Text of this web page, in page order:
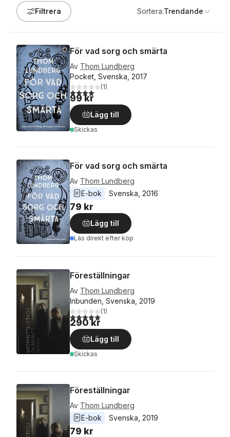
Filtrera Sortera:Trendande
För vad sorg och smärta
Av Thom Lundberg
Pocket, Svenska, 2017
4,0utav 5 stjärnor. Totalt antal röster:
(1)
99 kr
Lägg till
Skickas
För vad sorg och smärta
Av Thom Lundberg
E-bok
Svenska 2016
79 kr
Lägg till
Läs direkt efter köp
Föreställningar
Av Thom Lundberg
Inbunden, Svenska, 2019
5,0utav 5 stjärnor. Totalt antal röster:
(1)
290 kr
Lägg till
Skickas
Föreställningar
Av Thom Lundberg
E-bok
Svenska 2019
79 kr